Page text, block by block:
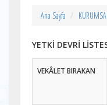
Ana Sayfa
YETKİ DEVRİ
VEKÂLET BIRAKAN